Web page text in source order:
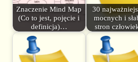
Znaczenie Mind Map
(Co to jest, pojęcie i
definicja)…
30
mocnych i
stron